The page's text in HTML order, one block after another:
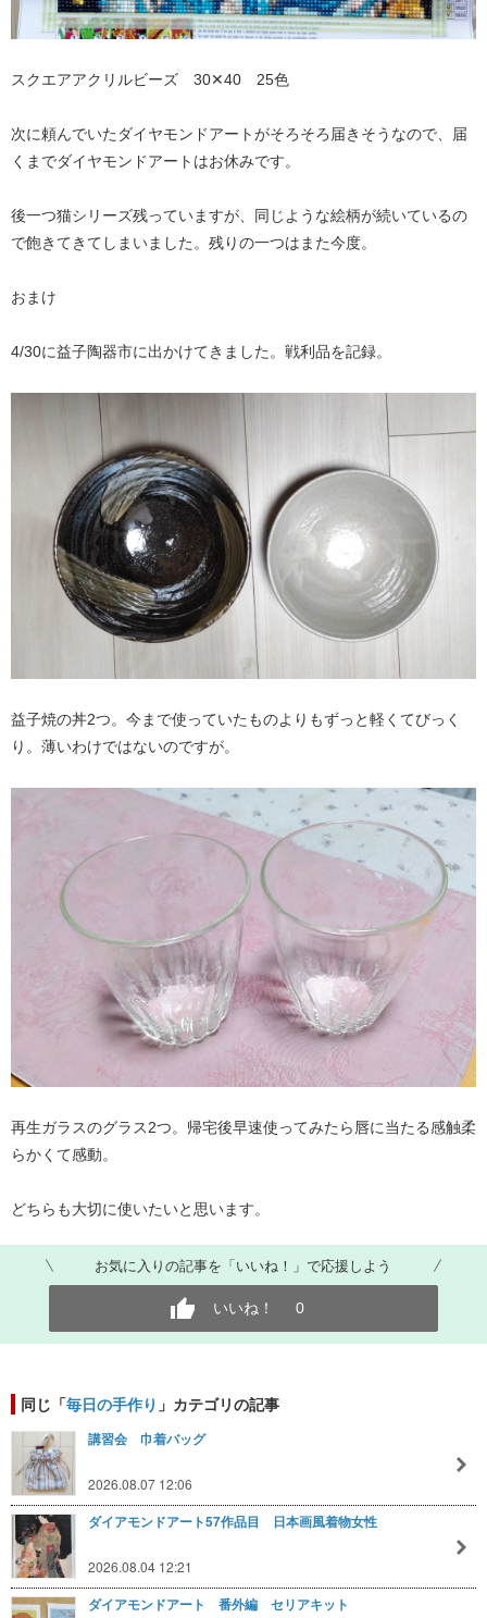
スクエアアクリルビーズ 30✕40 25色
次に頼んでいたダイヤモンドアートがそろそろ届きそうなので、届
くまでダイヤモンドアートはお休みです。
後一つ猫シリーズ残っていますが、同じような絵柄が続いているの
で飽きてきてしまいました。残りの一つはまた今度。
おまけ
4/30に益子陶器市に出かけてきました。戦利品を記録。
益子焼の丼2つ。今まで使っていたものよりもずっと軽くてびっく
り。薄いわけではないのですが。
再生ガラスのグラス2つ。帰宅後早速使ってみたら唇に当たる感触柔
らかくて感動。
どちらも大切に使いたいと思います。
お気に入りの記事を「いいね！」で応援しよう
いいね！ 0
同じ「毎日の手作り 」カテゴリの記事
講習会 巾着バッグ
2026.08.07 12:06
ダイアモンドアート57作品目 日本画風着物女性
2026.08.04 12:21
ダイアモンドアート 番外編 セリアキット